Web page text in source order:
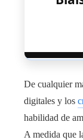
De cualquier
digitales y los
habilidad de
A medida que